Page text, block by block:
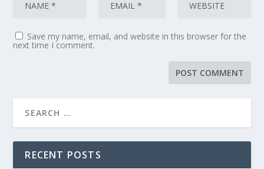
Save my name, email, and website in this browser for the
next time I comment.
RECENT POSTS